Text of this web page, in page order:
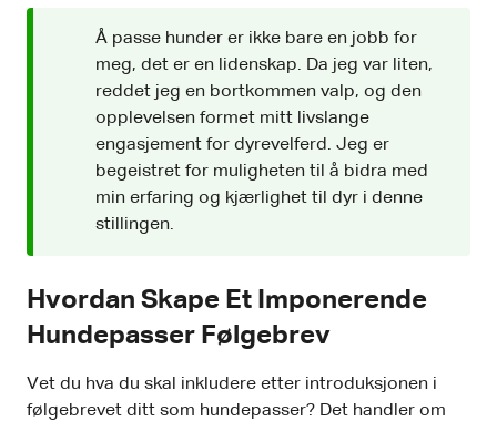
Å passe hunder er ikke bare en jobb for
meg, det er en lidenskap. Da jeg var liten,
reddet jeg en bortkommen valp, og den
opplevelsen formet mitt livslange
engasjement for dyrevelferd. Jeg er
begeistret for muligheten til å bidra med
min erfaring og kjærlighet til dyr i denne
stillingen.
Hvordan Skape Et Imponerende
Hundepasser Følgebrev
Vet du hva du skal inkludere etter introduksjonen i
følgebrevet ditt som hundepasser? Det handler om